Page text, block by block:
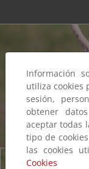
Información
utiliza cookies
sesión,
obtener
aceptar todas
tipo de
las cookies
Cookies